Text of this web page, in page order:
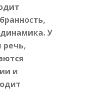
У
речь,
и